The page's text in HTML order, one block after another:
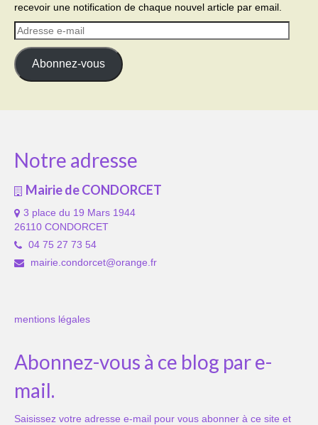
recevoir une notification de chaque nouvel article par email.
Adresse
e-
mail
Abonnez-vous
Notre adresse
Mairie de CONDORCET
3 place du 19 Mars 1944
26110 CONDORCET
04 75 27 73 54
mairie.condorcet@orange.fr
mentions légales
Abonnez-vous à ce blog par e-
mail.
Saisissez votre adresse e-mail pour vous abonner à ce site et